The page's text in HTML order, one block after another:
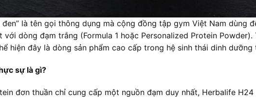
là tên gọi thông dụng mà cộng đồng tập gym Việt Nam dùng
dòng đạm trắng (Formula 1 hoặc Personalized Protein
hiện đây là dòng sản phẩm cao cấp trong hệ sinh thái dinh
sự là gì?
đơn thuần chỉ cung cấp một nguồn đạm duy nhất, Herbalife